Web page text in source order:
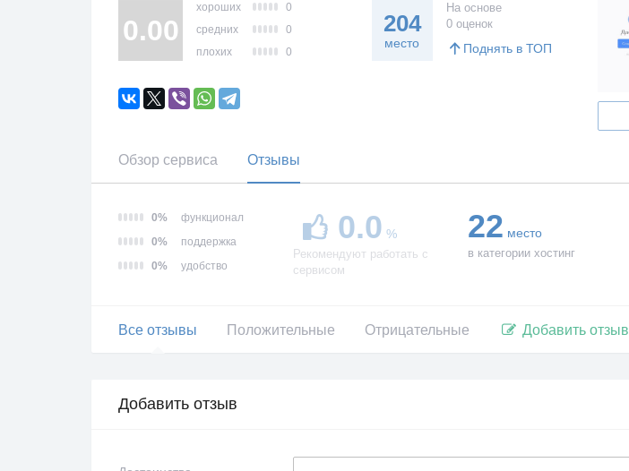
0.00
хороших
0
средних
0
плохих
0
204
место
На основе
0 оценок
Поднять в ТОП
Обзор сервиса Отзывы
0%
функционал
0%
поддержка
0%
удобство
0.0 %
Рекомендуют работать с
сервисом
22 место
в категории хостинг
Все отзывы Положительные Отрицательные Добавить отзыв
Добавить отзыв